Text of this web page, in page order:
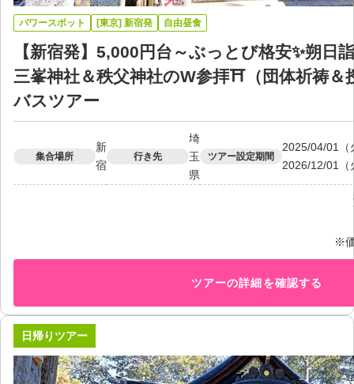
パワースポット [東京] 新宿発 自由昼食
【新宿発】5,000円台～ぶっとび格安✨朔日
三峯神社＆秩父神社のW参拝⛩（団体祈祷＆
バスツアー
集合場所
新
宿
行き先
埼
玉
県
ツアー設定期間
2025/04/01（
2026/12/01（
※
ツアーの詳細を確認する
日帰りツアー